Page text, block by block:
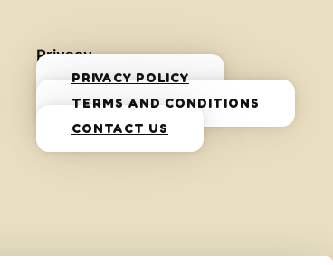
Privacy
PRIVACY POLICY
TERMS AND CONDITIONS
CONTACT US